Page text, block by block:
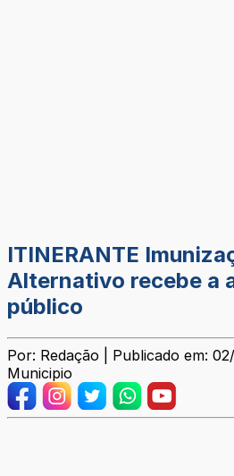
ITINERANTE
Alternativo recebe a
público
Por: Redação | Publicado em:
Municipio